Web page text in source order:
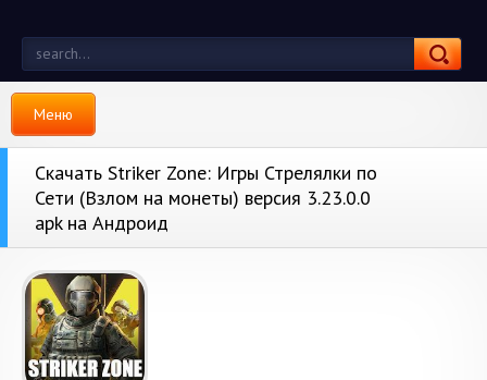
Меню
Скачать Striker Zone: Игры Стрелялки по
Сети (Взлом на монеты) версия 3.23.0.0
apk на Андроид